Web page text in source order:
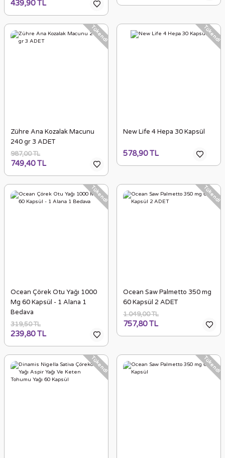
439,90 TL
Tükendi
Zühre Ana Kozalak Macunu
240 gr 3 ADET
987,00 TL
749,40 TL
Tükendi
New Life 4 Hepa 30 Kapsül
578,90 TL
Tükendi
Ocean Çörek Otu Yağı 1000
Mg 60 Kapsül - 1 Alana 1
Bedava
319,50 TL
239,80 TL
Tükendi
Ocean Saw Palmetto 350 mg
60 Kapsül 2 ADET
1.049,00 TL
757,80 TL
Tükendi Tükendi